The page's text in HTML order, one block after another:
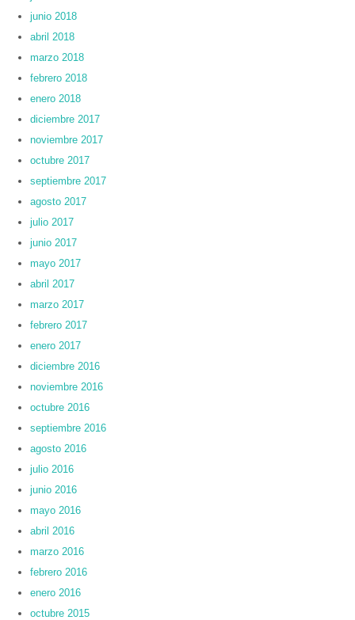
junio 2018
abril 2018
marzo 2018
febrero 2018
enero 2018
diciembre 2017
noviembre 2017
octubre 2017
septiembre 2017
agosto 2017
julio 2017
junio 2017
mayo 2017
abril 2017
marzo 2017
febrero 2017
enero 2017
diciembre 2016
noviembre 2016
octubre 2016
septiembre 2016
agosto 2016
julio 2016
junio 2016
mayo 2016
abril 2016
marzo 2016
febrero 2016
enero 2016
octubre 2015